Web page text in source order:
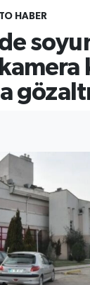
HABER
Yoğunluk
Durumu ve